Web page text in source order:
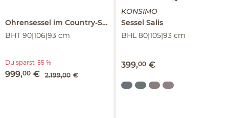
Ohrensessel im Country-Stil kariert - Stoff
BHT 90|106|93 cm
999,00 € 2.199,00 €
Du sparst 55 %
KONSIMO
Sessel Salis
BHL 80|105|93 cm
399,00 €